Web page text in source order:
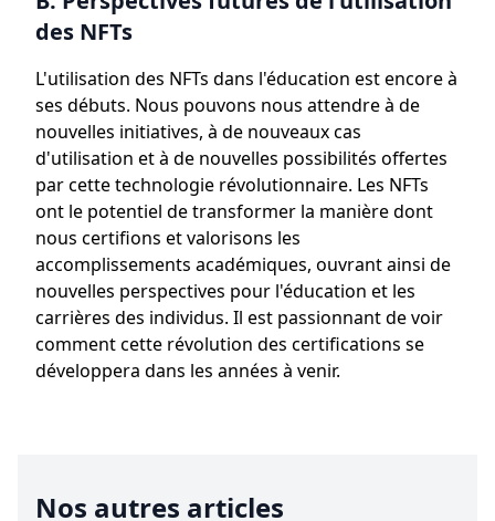
des NFTs
L'utilisation des NFTs dans l'éducation est encore à
ses débuts. Nous pouvons nous attendre à de
nouvelles initiatives, à de nouveaux cas
d'utilisation et à de nouvelles possibilités offertes
par cette technologie révolutionnaire. Les NFTs
ont le potentiel de transformer la manière dont
nous certifions et valorisons les
accomplissements académiques, ouvrant ainsi de
nouvelles perspectives pour l'éducation et les
carrières des individus. Il est passionnant de voir
comment cette révolution des certifications se
développera dans les années à venir.
Nos autres articles